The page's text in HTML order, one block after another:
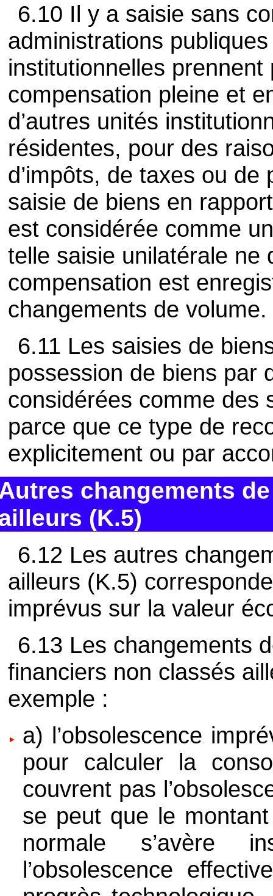
6.10 Il y a saisie sans
administrations
institutionnelles
compensation pleine et
d’autres unités
résidentes, pour des
d’impôts, de taxes ou
saisie de biens en
est considérée comme
telle saisie unilatérale ne
compensation est
changements de volume.
6.11 Les saisies de
possession de biens par
considérées comme des
parce que ce type de
explicitement ou par
changements
(K.5)
6.12 Les autres
ailleurs (K.5)
imprévus sur la valeur
6.13 Les changements
financiers non classés
exemple :
a) l’obsolescence
pour calculer la
couvrent pas
se peut que le
normale s’avère
l’obsolescence